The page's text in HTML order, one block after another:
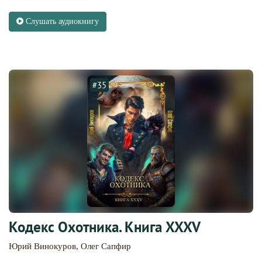
Слушать аудиокнигу
#35
Кодекс Охотника. Книга XXXV
Юрий Винокуров, Олег Сапфир